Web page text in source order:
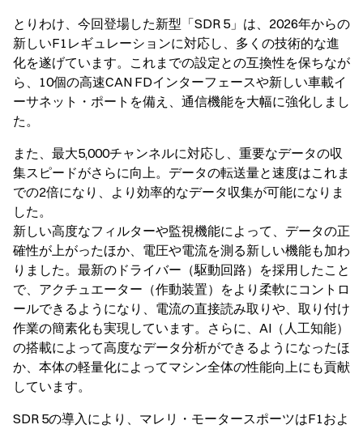
とりわけ、今回登場した新型「SDR 5」は、2026年からの
新しいF1レギュレーションに対応し、多くの技術的な進
化を遂げています。これまでの設定との互換性を保ちなが
ら、10個の高速CAN FDインターフェースや新しい車載イ
ーサネット・ポートを備え、通信機能を大幅に強化しまし
た。
また、最大5,000チャンネルに対応し、重要なデータの収
集スピードがさらに向上。データの転送量と速度はこれま
での2倍になり、より効率的なデータ収集が可能になりま
した。
新しい高度なフィルターや監視機能によって、データの正
確性が上がったほか、電圧や電流を測る新しい機能も加わ
りました。最新のドライバー（駆動回路）を採用したこと
で、アクチュエーター（作動装置）をより柔軟にコントロ
ールできるようになり、電流の直接読み取りや、取り付け
作業の簡素化も実現しています。さらに、AI（人工知能）
の搭載によって高度なデータ分析ができるようになったほ
か、本体の軽量化によってマシン全体の性能向上にも貢献
しています。
SDR 5の導入により、マレリ・モータースポーツはF1およ